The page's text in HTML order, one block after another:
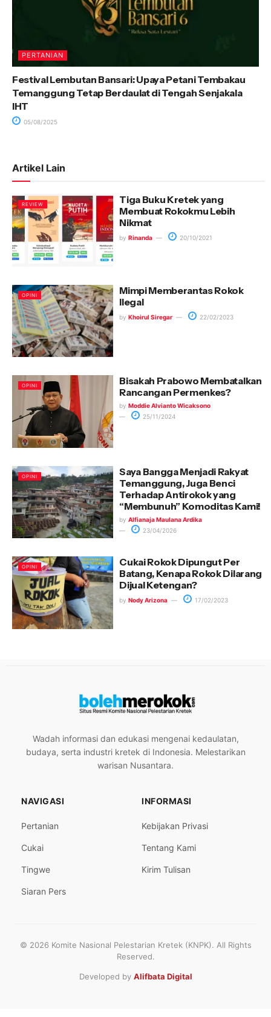
PERTANIAN
Festival Lembutan Bansari: Upaya Petani Tembakau
Temanggung Tetap Berdaulat di Tengah Senjakala
IHT
05/08/2025
Artikel Lain
REVIEW
Tiga Buku Kretek yang
Membuat Rokokmu Lebih
Nikmat
by Rinanda 20/10/2021
OPINI
Mimpi Memberantas Rokok
Ilegal
by Khoirul Siregar 22/02/2023
OPINI
Bisakah Prabowo Membatalkan
Rancangan Permenkes?
by Moddie Alvianto Wicaksono
25/11/2024
OPINI
Saya Bangga Menjadi Rakyat
Temanggung, Juga Benci
Terhadap Antirokok yang
“Membunuh” Komoditas Kami!
by Alfianaja Maulana Ardika
23/04/2026
OPINI
Cukai Rokok Dipungut Per
Batang, Kenapa Rokok Dilarang
Dijual Ketengan?
by Nody Arizona 17/02/2023
Wadah informasi dan edukasi mengenai kedaulatan,
budaya, serta industri kretek di Indonesia. Melestarikan
warisan Nusantara.
NAVIGASI
Pertanian
Cukai
Tingwe
Siaran Pers
INFORMASI
Kebijakan Privasi
Tentang Kami
Kirim Tulisan
© 2026 Komite Nasional Pelestarian Kretek (KNPK). All Rights
Reserved.
Developed by Alifbata Digital